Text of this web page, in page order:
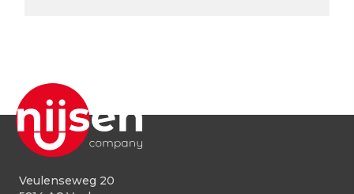
Veulenseweg 20